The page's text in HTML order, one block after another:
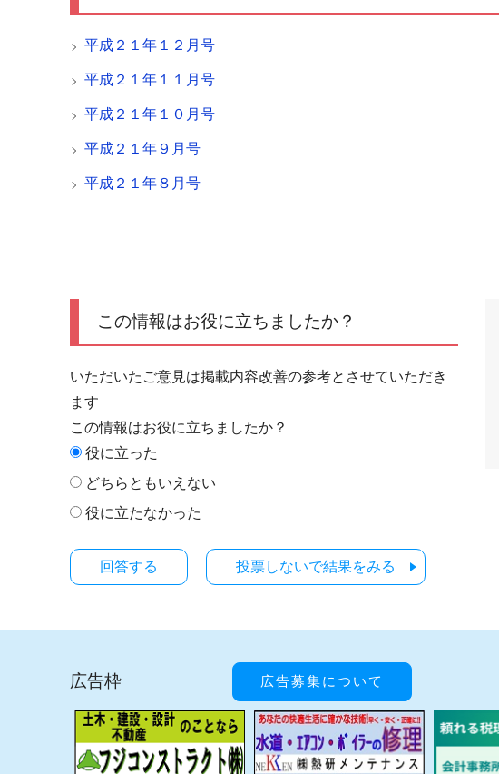
平成２１年１２月号
平成２１年１１月号
平成２１年１０月号
平成２１年９月号
平成２１年８月号
この情報はお役に立ちましたか？
いただいたご意見は掲載内容改善の参考とさせていただき
ます
この情報はお役に立ちましたか？
役に立った
どちらともいえない
役に立たなかった
投票しないで結果をみる
広告枠 広告募集について